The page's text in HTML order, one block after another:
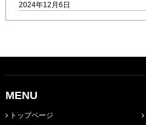
2024年12月6日
MENU
トップページ